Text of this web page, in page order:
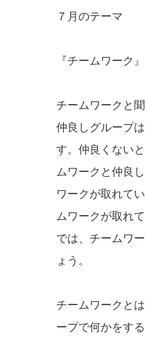
７月のテーマ
『チームワーク』
チームワークと
仲良しグループ
す。仲良くない
ムワークと仲良
ワークが取れて
ムワークが取れ
では、チームワ
ょう。
チームワークと
ープで何かをす